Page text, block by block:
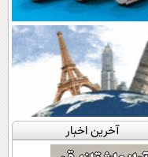
آخرین اخبار